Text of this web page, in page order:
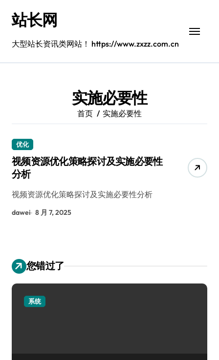
站长网
大型站长资讯类网站！ https://www.zxzz.com.cn
实施必要性
首页 实施必要性
优化
视频资源优化策略探讨及实施必要性
分析
视频资源优化策略探讨及实施必要性分析
dawei 8 月 7, 2025
您错过了
系统